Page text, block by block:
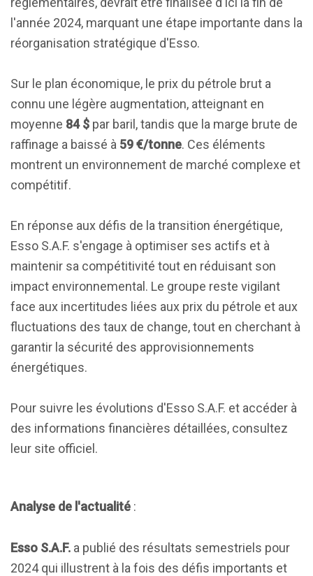
l'année 2024, marquant une étape importante dans la
réorganisation stratégique d'Esso.
Sur le plan économique, le prix du pétrole brut a
connu une légère augmentation, atteignant en
moyenne 84 $ par baril, tandis que la marge brute de
raffinage a baissé à 59 €/tonne. Ces éléments
montrent un environnement de marché complexe et
compétitif.
En réponse aux défis de la transition énergétique,
Esso S.A.F. s'engage à optimiser ses actifs et à
maintenir sa compétitivité tout en réduisant son
impact environnemental. Le groupe reste vigilant
face aux incertitudes liées aux prix du pétrole et aux
fluctuations des taux de change, tout en cherchant à
garantir la sécurité des approvisionnements
énergétiques.
Pour suivre les évolutions d'Esso S.A.F. et accéder à
des informations financières détaillées, consultez
leur site officiel.
Analyse de l'actualité :
Esso S.A.F. a publié des résultats semestriels pour
2024 qui illustrent à la fois des défis importants et